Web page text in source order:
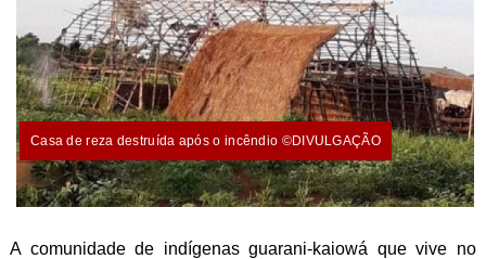
Casa de reza destruída após o incêndio ©DIVULGAÇÃO
A comunidade de indígenas guarani-kaiowá que vive no